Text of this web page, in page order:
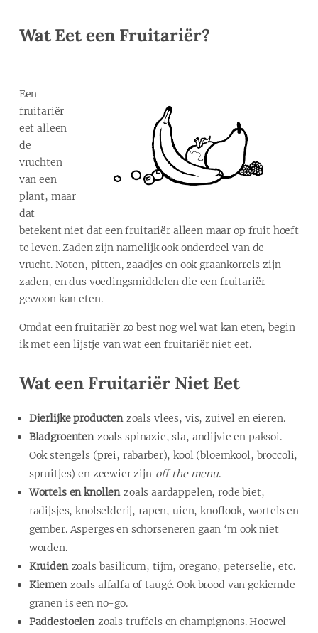
Wat Eet een Fruitariër?
Een
fruitariër
eet alleen
de
vruchten
van een
plant, maar
dat
betekent niet dat een fruitariër alleen maar op fruit hoeft
te leven. Zaden zijn namelijk ook onderdeel van de
vrucht. Noten, pitten, zaadjes en ook graankorrels zijn
zaden, en dus voedingsmiddelen die een fruitariër
gewoon kan eten.
Omdat een fruitariër zo best nog wel wat kan eten, begin
ik met een lijstje van wat een fruitariër niet eet.
Wat een Fruitariër Niet Eet
Dierlijke producten zoals vlees, vis, zuivel en eieren.
Bladgroentenzoals spinazie, sla, andijvie en paksoi.
Ook stengels (prei, rabarber), kool (bloemkool, broccoli,
spruitjes) en zeewier zijn off the menu.
Wortels en knollenzoals aardappelen, rode biet,
radijsjes, knolselderij, rapen, uien, knoflook, wortels en
gember. Asperges en schorseneren gaan ‘m ook niet
worden.
Kruidenzoals basilicum, tijm, oregano, peterselie, etc.
Kiemen zoals alfalfa of taugé. Ook brood van gekiemde
granen is een no-go.
Paddestoelen zoals truffels en champignons. Hoewel